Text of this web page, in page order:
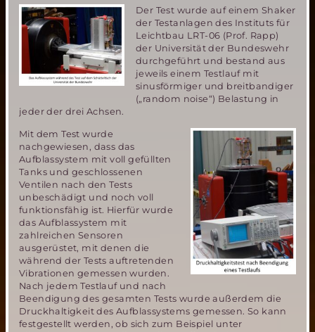
Der Test wurde auf einem Shaker
der Testanlagen des Instituts für
Leichtbau LRT-06 (Prof. Rapp)
der Universität der Bundeswehr
durchgeführt und bestand aus
jeweils einem Testlauf mit
sinusförmiger und breitbandiger
(„random noise“) Belastung in
jeder der drei Achsen.
Mit dem Test wurde
nachgewiesen, dass das
Aufblassystem mit voll gefüllten
Tanks und geschlossenen
Ventilen nach den Tests
unbeschädigt und noch voll
funktionsfähig ist. Hierfür wurde
das Aufblassystem mit
zahlreichen Sensoren
ausgerüstet, mit denen die
während der Tests auftretenden
Vibrationen gemessen wurden.
Nach jedem Testlauf und nach
Beendigung des gesamten Tests wurde außerdem die
Druckhaltigkeit des Aufblassystems gemessen. So kann
festgestellt werden, ob sich zum Beispiel unter